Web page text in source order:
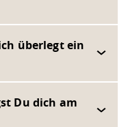
überlegt ein
Du dich am